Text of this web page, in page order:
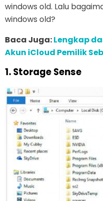
windows old. Lalu
windows old?
Baca Juga:Lengkap
Akun iCloud Pemilik
1. Storage Sense